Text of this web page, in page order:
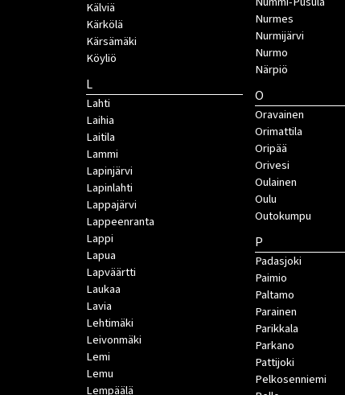
Kälviä
Kärkölä
Kärsämäki
Köyliö
L
Lahti
Laihia
Laitila
Lammi
Lapinjärvi
Lapinlahti
Lappajärvi
Lappeenranta
Lappi
Lapua
Lapväärtti
Laukaa
Lavia
Lehtimäki
Leivonmäki
Lemi
Lemu
Lempäälä
Nurmes
Nurmijärvi
Nurmo
Närpiö
O
Oravainen
Orimattila
Oripää
Orivesi
Oulainen
Oulu
Outokumpu
P
Padasjoki
Paimio
Paltamo
Parainen
Parikkala
Parkano
Pattijoki
Pelkosenniemi